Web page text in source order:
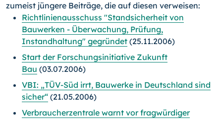
zumeist jüngere Beiträge, die auf diesen verweisen:
Richtlinienausschuss "Standsicherheit von
Bauwerken - Überwachung, Prüfung,
Instandhaltung" gegründet (25.11.2006)
Start der Forschungsinitiative Zukunft
Bau (03.07.2006)
VBI: „TÜV-Süd irrt, Bauwerke in Deutschland sind
sicher“ (21.05.2006)
Verbraucherzentrale warnt vor fragwürdiger